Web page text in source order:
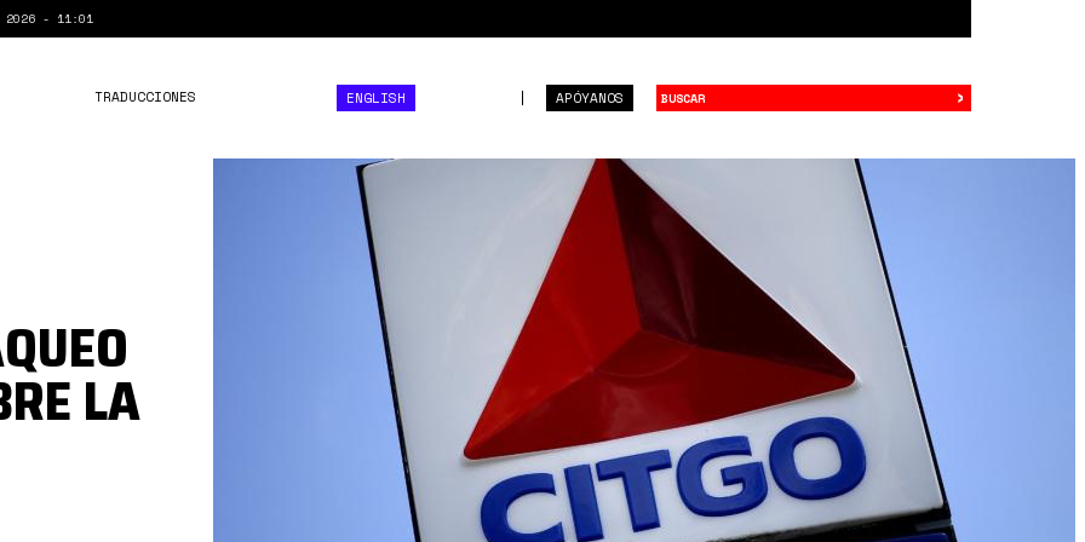
- 11:01
APÓYANOS
TRADUCCIONES ENGLISH ›
IMG_20240618_134641_001.jpg
LA